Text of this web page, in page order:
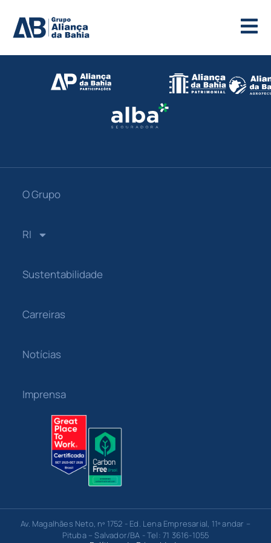
O Grupo
RI
Sustentabilidade
Carreiras
Notícias
Imprensa
Av. Magalhães Neto, nº 1752 - Ed. Lena Empresarial, 11º andar –
Pituba – Salvador/BA - Tel: 71 3616-1055